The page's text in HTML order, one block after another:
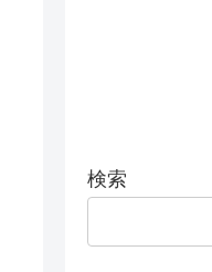
検索